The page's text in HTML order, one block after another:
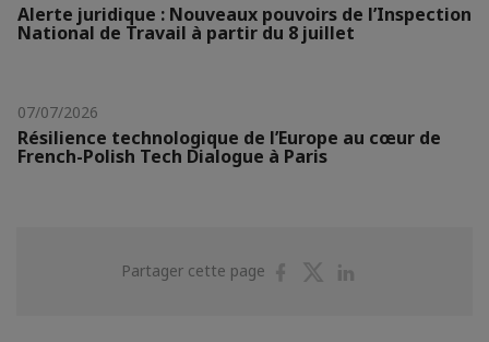
Alerte juridique : Nouveaux pouvoirs de l’Inspection
National de Travail à partir du 8 juillet
07/07/2026
Résilience technologique de l’Europe au cœur de
French-Polish Tech Dialogue à Paris
Partager cette page
PartagerPartager